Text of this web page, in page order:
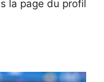
la page du profil